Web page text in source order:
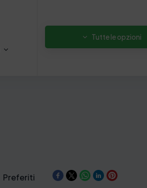
Tutte le opzioni
Preferiti